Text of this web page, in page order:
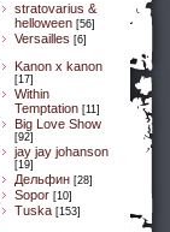
stratovarius &
helloween [56]
Versailles [6]
Kanon x kanon
[17]
Within
Temptation [11]
Big Love Show
[92]
jay jay johanson
[19]
Дельфин [28]
Sopor [10]
Tuska [153]